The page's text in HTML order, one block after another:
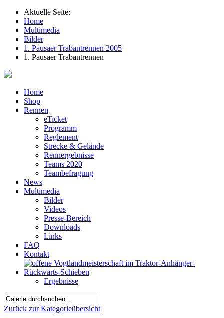
Aktuelle Seite:
Home
Multimedia
Bilder
1. Pausaer Trabantrennen 2005
1. Pausaer Trabantrennen
Home
Shop
Rennen
eTicket
Programm
Reglement
Strecke & Gelände
Rennergebnisse
Teams 2020
Teambefragung
News
Multimedia
Bilder
Videos
Presse-Bereich
Downloads
Links
FAQ
Kontakt
Ergebnisse
Zurück zur Kategorieübersicht